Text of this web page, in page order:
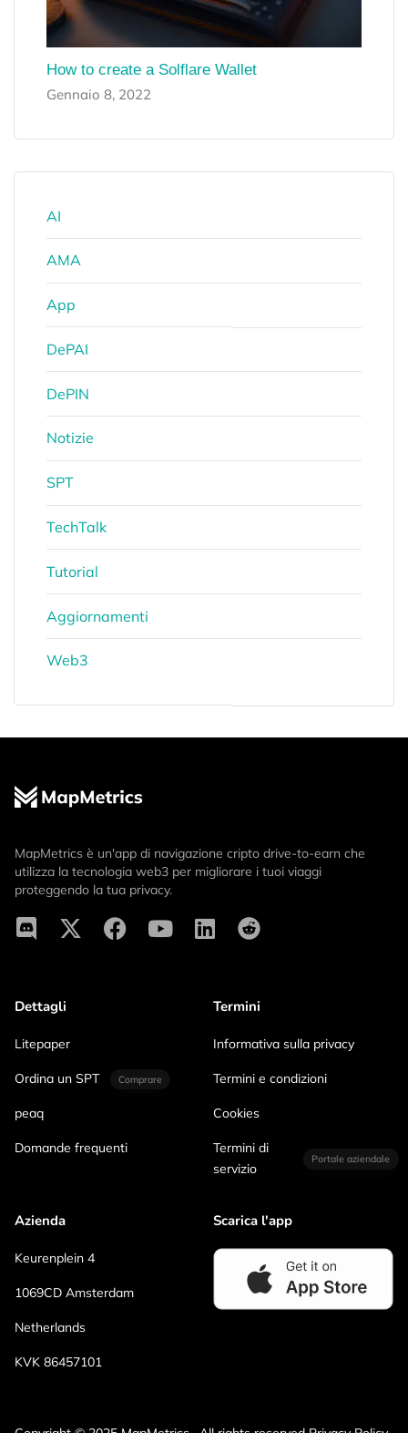
How to create a Solflare Wallet
Gennaio 8, 2022
AI
AMA
App
DePAI
DePIN
Notizie
SPT
TechTalk
Tutorial
Aggiornamenti
Web3
MapMetrics è un'app di navigazione cripto drive-to-earn che
utilizza la tecnologia web3 per migliorare i tuoi viaggi
proteggendo la tua privacy.
Dettagli
Litepaper
Ordina un SPT Comprare
peaq
Domande frequenti
Termini
Informativa sulla privacy
Termini e condizioni
Cookies
Termini di
servizio
Portale aziendale
Azienda
Keurenplein 4
1069CD Amsterdam
Netherlands
KVK 86457101
Scarica l'app